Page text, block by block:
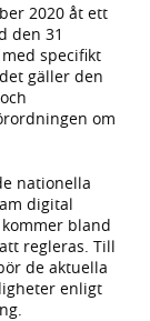
2020 åt ett
den 31
specifikt
gäller den
om
nationella
digital
bland
regleras. Till
de aktuella
enligt